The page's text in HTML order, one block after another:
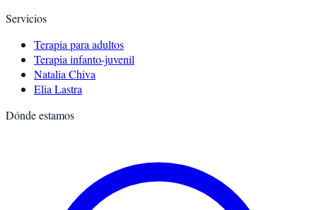
Servicios
Terapia para adultos
Terapia infanto-juvenil
Natalia Chiva
Elia Lastra
Dónde estamos